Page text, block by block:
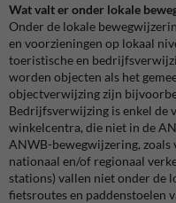
Wat valt er onder lokale
Onder de lokale
en voorzieningen op lokaal
toeristische en
worden objecten als het
objectverwijzing zijn
Bedrijfsverwijzing is enkel de
winkelcentra, die niet in de
ANWB-bewegwijzering,
nationaal en/of regionaal
stations) vallen niet onder de
fietsroutes en paddenstoelen